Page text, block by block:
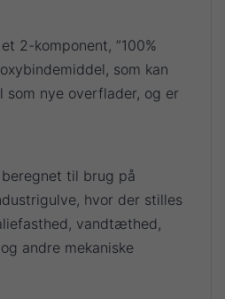
2-komponent, ”100%
som kan
som nye overflader, og er
til brug på
hvor der stilles
vandtæthed,
andre mekaniske